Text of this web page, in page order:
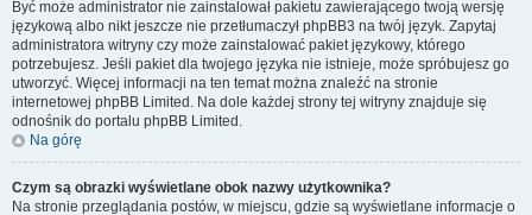
Być może administrator nie zainstalował pakietu zawierającego twoją wersję
językową albo nikt jeszcze nie przetłumaczył phpBB3 na twój język. Zapytaj
administratora witryny czy może zainstalować pakiet językowy, którego
potrzebujesz. Jeśli pakiet dla twojego języka nie istnieje, może spróbujesz go
utworzyć. Więcej informacji na ten temat można znaleźć na stronie
internetowej phpBB Limited. Na dole każdej strony tej witryny znajduje się
odnośnik do portalu phpBB Limited.
Na górę
Czym są obrazki wyświetlane obok nazwy użytkownika?
Na stronie przeglądania postów, w miejscu, gdzie są wyświetlane informacje o